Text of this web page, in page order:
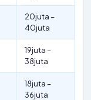
20juta –
40juta
19juta –
38juta
18juta –
36juta